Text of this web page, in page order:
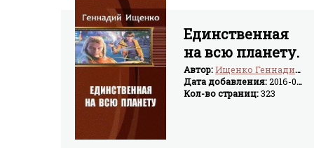
Единственная
на всю планету.
Трилогия (СИ)
Автор:Ищенко Геннадий Владимирович
Дата добавления:2016-02-24
Кол-во страниц:323